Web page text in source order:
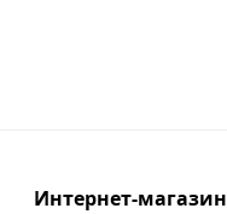
Интернет-магазин